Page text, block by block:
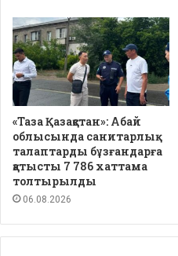
«Таза Қазақстан»: Абай
облысында санитарлық
талаптарды бұзғандарға
қатысты 7 786 хаттама
толтырылды
06.08.2026